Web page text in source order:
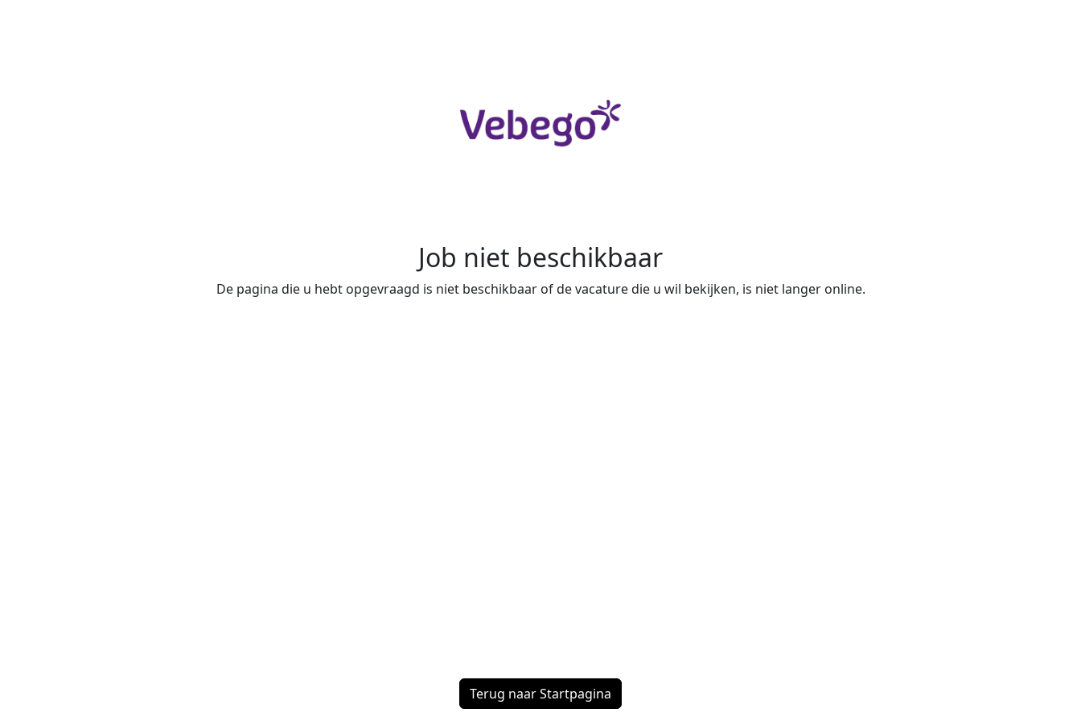
Job niet beschikbaar
De pagina die u hebt opgevraagd is niet beschikbaar of de vacature die u wil bekijken, is niet langer online.
Terug naar Startpagina